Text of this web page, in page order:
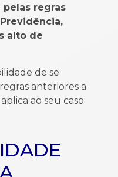
regras
alto de
de se
anteriores a
ao seu caso.